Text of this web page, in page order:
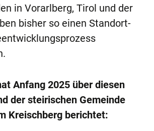
in Vorarlberg, Tirol und der
bisher so einen Standort-
Anfang 2025 über diesen
der steirischen Gemeinde
Kreischberg berichtet: